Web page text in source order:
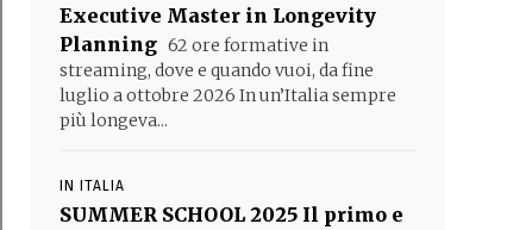
Executive Master in Longevity
Planning 62 ore formative in
streaming, dove e quando vuoi, da fine
luglio a ottobre 2026 In un’Italia sempre
più longeva...
IN ITALIA
SUMMER SCHOOL 2025 Il primo e